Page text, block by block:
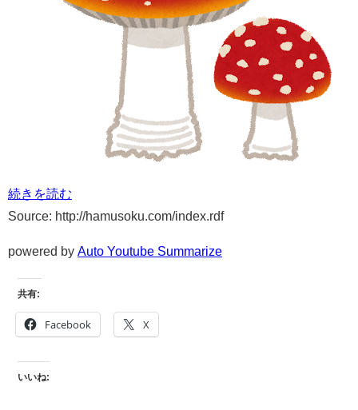
続きを読む
Source: http://hamusoku.com/index.rdf
powered by Auto Youtube Summarize
共有:
Facebook X
いいね: